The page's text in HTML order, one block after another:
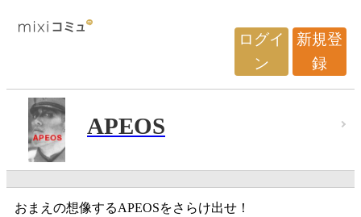
ログイ
ン
新規登
録
APEOS
おまえの想像するAPEOSをさらけ出せ！